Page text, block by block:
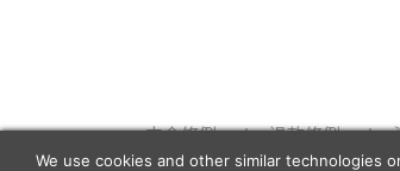
中介條例 退款條例
We use cookies and other similar technologies